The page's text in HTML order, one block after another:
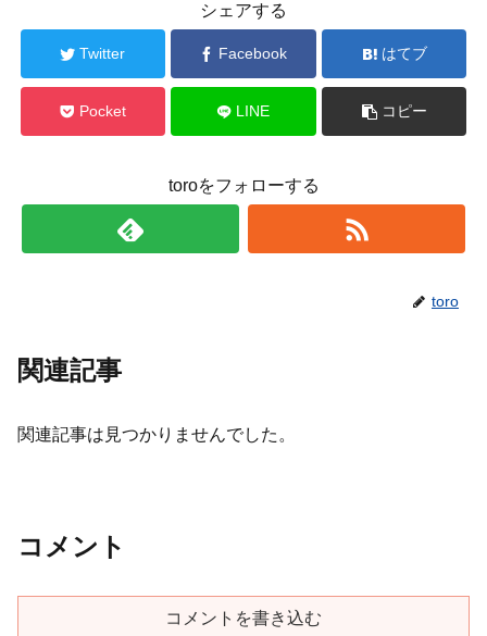
シェアする
Twitter Facebook はてブ
Pocket LINE コピー
toroをフォローする
toro
関連記事
関連記事は見つかりませんでした。
コメント
コメントを書き込む